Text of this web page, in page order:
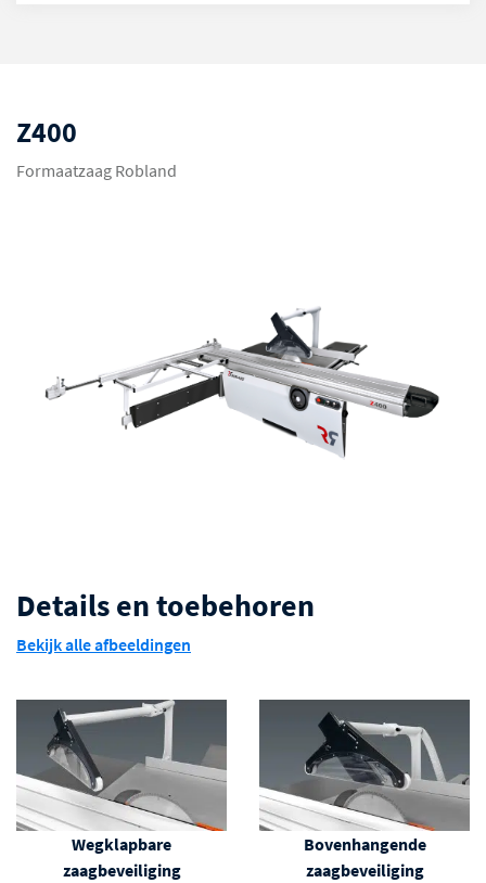
Z400
Formaatzaag Robland
Details en toebehoren
Bekijk alle afbeeldingen
Wegklapbare
zaagbeveiliging
Bovenhangende
zaagbeveiliging